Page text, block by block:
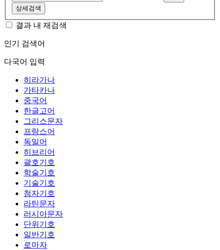
상세검색
결과 내 재검색
인기 검색어
다국어 입력
히라가나
가타카나
중국어
한글고어
그리스문자
프랑스어
독일어
히브리어
괄호기호
학술기호
기술기호
첨자기호
라틴문자
러시아문자
단위기호
일반기호
로마자